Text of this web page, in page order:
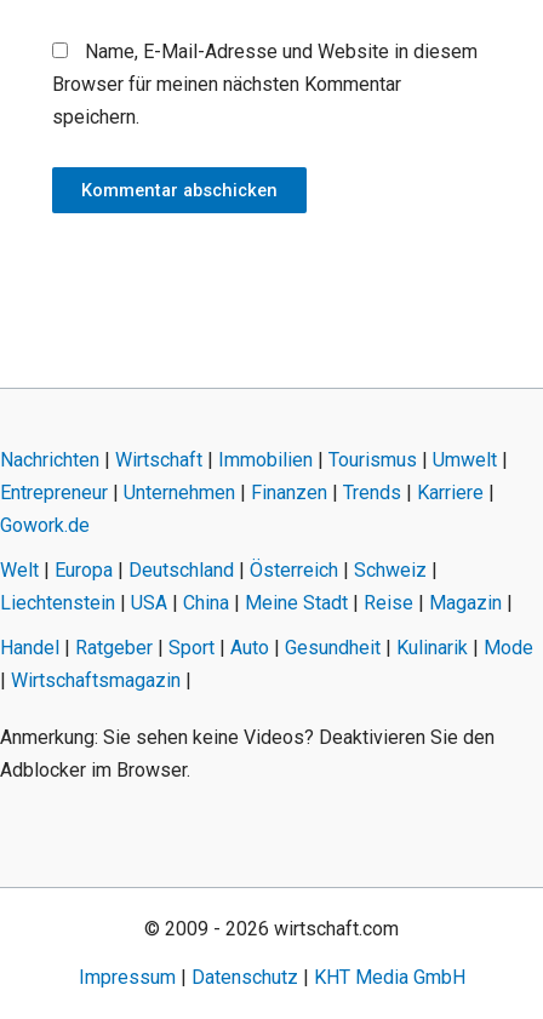
Name, E-Mail-Adresse und Website in diesem
Browser für meinen nächsten Kommentar
speichern.
Nachrichten Wirtschaft Immobilien Tourismus Umwelt
Entrepreneur
Unternehmen Finanzen Trends Karriere
Gowork.de
Welt
Europa Deutschland Österreich Schweiz
Liechtenstein
USA China Meine Stadt Reise Magazin
Handel
Ratgeber Sport Auto Gesundheit Kulinarik
Mode
Wirtschaftsmagazin
Anmerkung: Sie sehen keine Videos? Deaktivieren Sie den
Adblocker im Browser.
© 2009 - 2026 wirtschaft.com
Impressum| Datenschutz KHT Media GmbH